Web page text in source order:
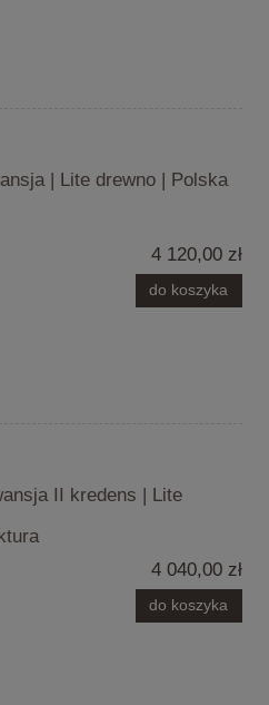
| Lite drewno | Polska
4 120,00 zł
do koszyka
II kredens | Lite
4 040,00 zł
do koszyka